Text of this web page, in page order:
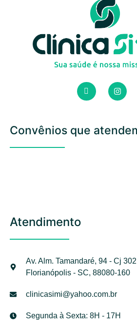
Convênios que
Atendimento
Av. Alm. Tamandaré, 94 - Cj
Florianópolis - SC, 88080-160
clinicasimi@yahoo.com.br
Segunda à Sexta: 8H - 17H